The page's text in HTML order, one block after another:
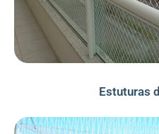
Estuturas